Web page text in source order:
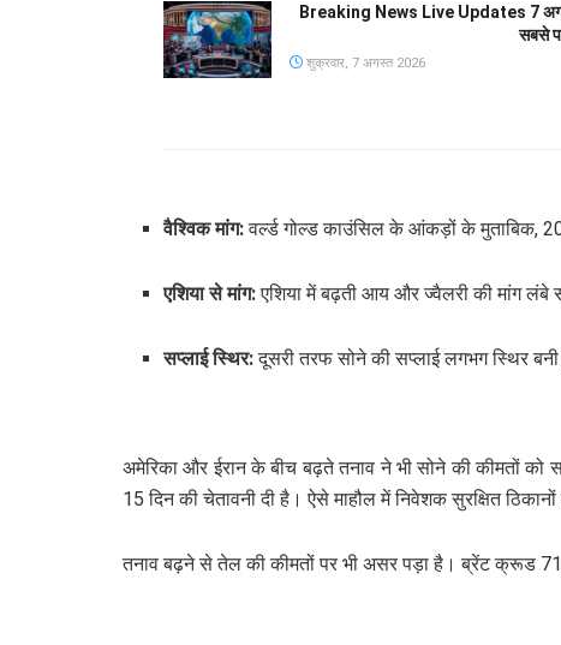
Breaking News Live Updates 7
सबसे
शुक्रवार, 7 अगस्त 2026
वैश्विक मांग:वर्ल्ड गोल्ड काउंसिल के आंकड़ों के मुताबिक,
एशिया से मांग:एशिया में बढ़ती आय और ज्वैलरी की मांग लंबे
सप्लाई स्थिर:दूसरी तरफ सोने की सप्लाई लगभग स्थिर
अमेरिका और ईरान के बीच बढ़ते तनाव ने भी सोने की कीमतों को
15 दिन की चेतावनी दी है। ऐसे माहौल में निवेशक सुरक्षित
तनाव बढ़ने से तेल की कीमतों पर भी असर पड़ा है। ब्रेंट क्रूड